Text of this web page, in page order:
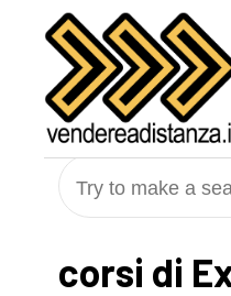
content
Try to make a search...
corsi di